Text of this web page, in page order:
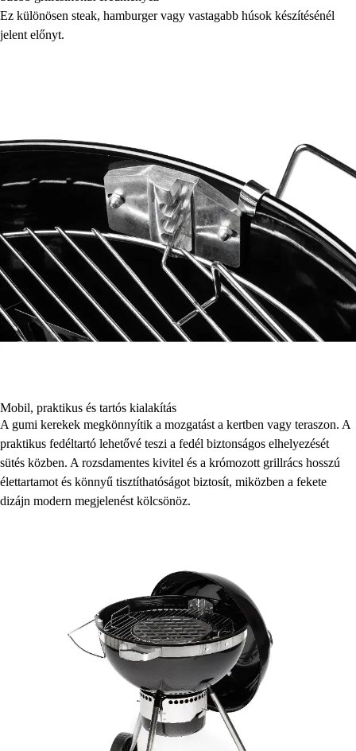
Ez különösen steak, hamburger vagy vastagabb húsok készítésénél
jelent előnyt.
Mobil, praktikus és tartós kialakítás
A gumi kerekek megkönnyítik a mozgatást a kertben vagy teraszon. A
praktikus fedéltartó lehetővé teszi a fedél biztonságos elhelyezését
sütés közben. A rozsdamentes kivitel és a krómozott grillrács hosszú
élettartamot és könnyű tisztíthatóságot biztosít, miközben a fekete
dizájn modern megjelenést kölcsönöz.